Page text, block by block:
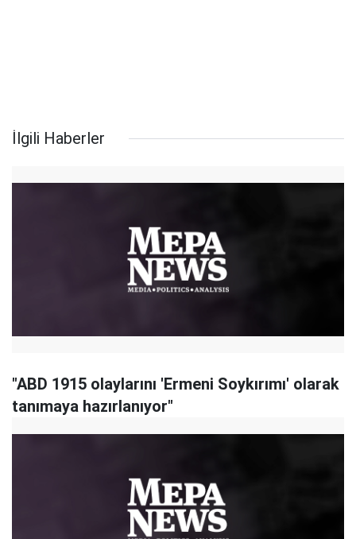
İlgili Haberler
"ABD 1915 olaylarını 'Ermeni Soykırımı' olarak
tanımaya hazırlanıyor"